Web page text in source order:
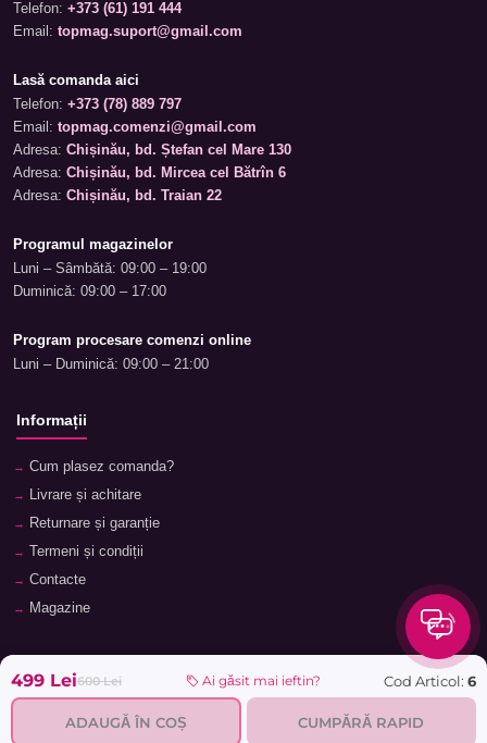
499 Lei600 Lei Ai găsit mai ieftin? Cod Articol: 6
ADAUGĂ ÎN COȘ CUMPĂRĂ RAPID
Telefon: +373 (61) 191 444
Email: topmag.suport@gmail.com
Lasă comanda aici
Telefon: +373 (78) 889 797
Email: topmag.comenzi@gmail.com
Adresa: Chișinău, bd. Ștefan cel Mare 130
Adresa: Chișinău, bd. Mircea cel Bătrîn 6
Adresa: Chișinău, bd. Traian 22
Programul magazinelor
Luni – Sâmbătă: 09:00 – 19:00
Duminică: 09:00 – 17:00
Program procesare comenzi online
Luni – Duminică: 09:00 – 21:00
Informații
Cum plasez comanda?
Livrare și achitare
Returnare și garanție
Termeni și condiții
Contacte
Magazine
Categorii
Animale de companie
Componente